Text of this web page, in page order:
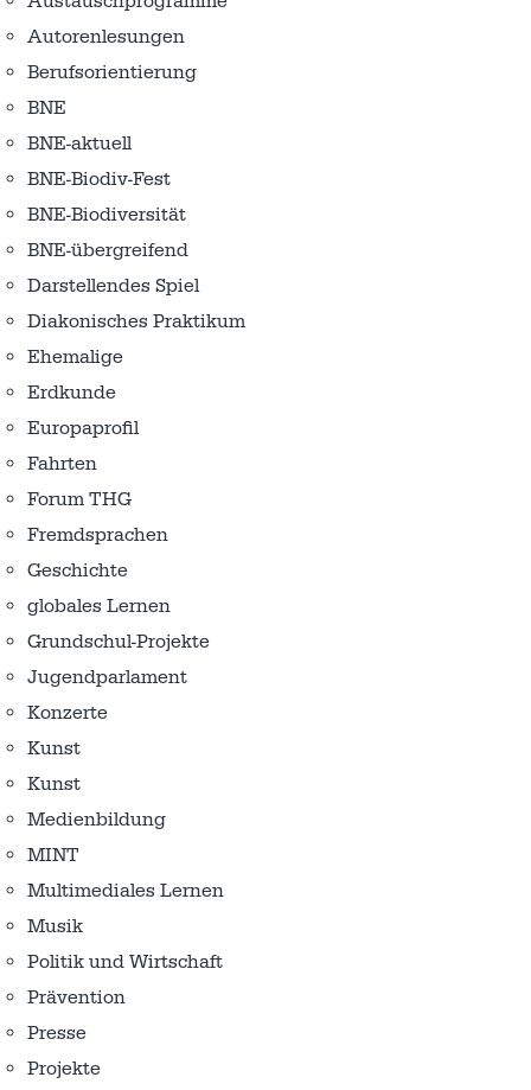
Autorenlesungen
Berufsorientierung
BNE
BNE-aktuell
BNE-Biodiv-Fest
BNE-Biodiversität
BNE-übergreifend
Darstellendes Spiel
Diakonisches Praktikum
Ehemalige
Erdkunde
Europaprofil
Fahrten
Forum THG
Fremdsprachen
Geschichte
globales Lernen
Grundschul-Projekte
Jugendparlament
Konzerte
Kunst
Kunst
Medienbildung
MINT
Multimediales Lernen
Musik
Politik und Wirtschaft
Prävention
Presse
Projekte